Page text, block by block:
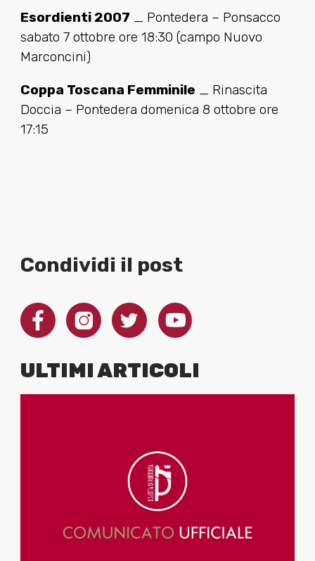
Esordienti 2007 _ Pontedera – Ponsacco
sabato 7 ottobre ore 18:30 (campo Nuovo
Marconcini)
Coppa Toscana Femminile _ Rinascita
Doccia – Pontedera domenica 8 ottobre ore
17:15
Condividi il post
ULTIMI ARTICOLI